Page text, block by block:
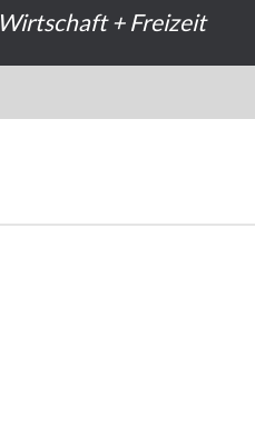
Wirtschaft + Freizeit